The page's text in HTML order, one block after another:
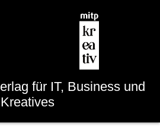
für IT, Business und
Kreatives